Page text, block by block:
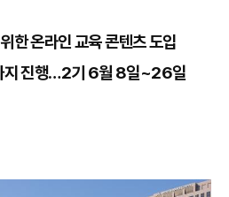
한 온라인 교육 콘텐츠 도입
지 진행…2기 6월 8일~26일